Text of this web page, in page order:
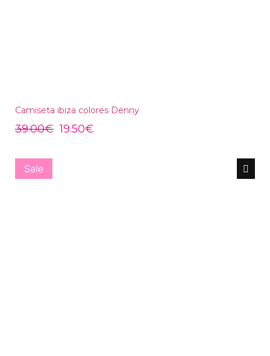
Camiseta ibiza colores Denny
39.00€ 19.50€
Sale